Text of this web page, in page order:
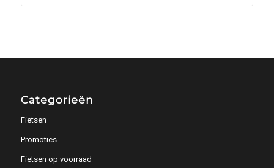
Categorieën
Fietsen
Promoties
Fietsen op voorraad